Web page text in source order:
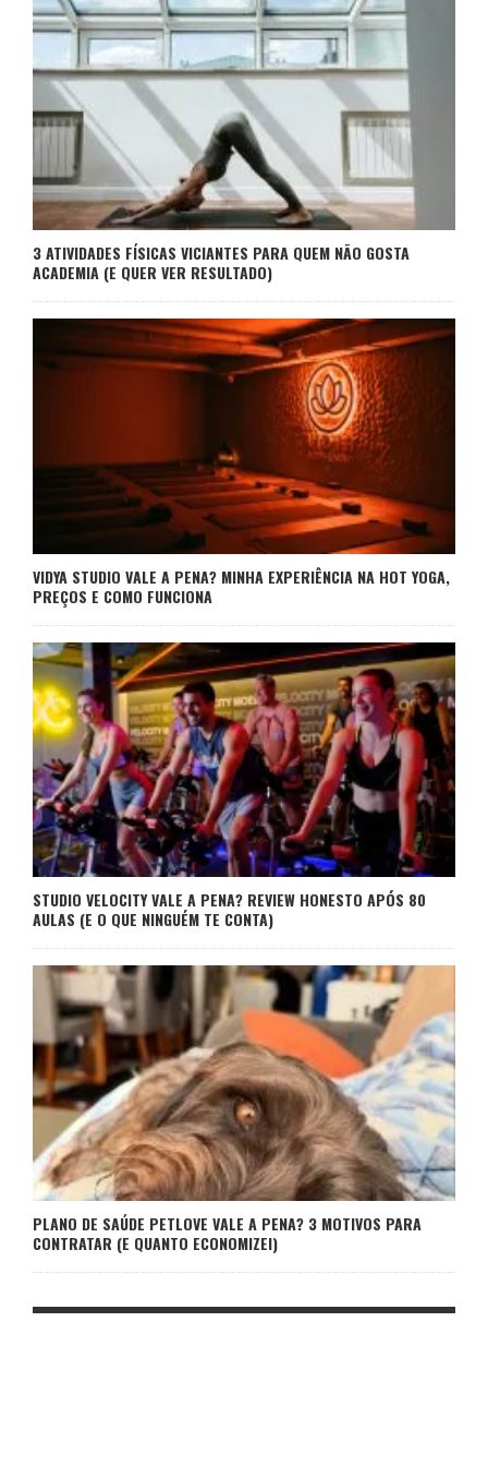
3 ATIVIDADES FÍSICAS VICIANTES PARA QUEM NÃO GOSTA
ACADEMIA (E QUER VER RESULTADO)
VIDYA STUDIO VALE A PENA? MINHA EXPERIÊNCIA NA HOT YOGA,
PREÇOS E COMO FUNCIONA
STUDIO VELOCITY VALE A PENA? REVIEW HONESTO APÓS 80
AULAS (E O QUE NINGUÉM TE CONTA)
PLANO DE SAÚDE PETLOVE VALE A PENA? 3 MOTIVOS PARA
CONTRATAR (E QUANTO ECONOMIZEI)